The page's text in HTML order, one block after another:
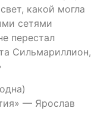
какой могла
сетями
перестал
Сильмариллион,
— Ярослав